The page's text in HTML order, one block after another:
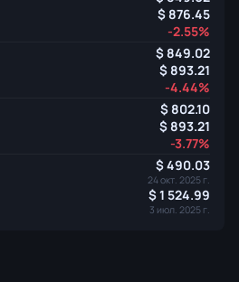
876.45
-2.55%
849.02
893.21
-4.44%
802.10
893.21
-3.77%
490.03
24 окт. 2025 г.
1 524.99
3 июл. 2025 г.